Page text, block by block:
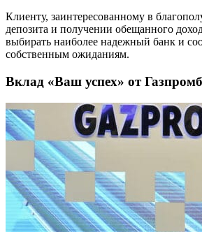
Клиенту, заинтересованному в
депозита и получении обещанного
выбирать наиболее надежный банк и
собственным ожиданиям.
Вклад «Ваш успех» от